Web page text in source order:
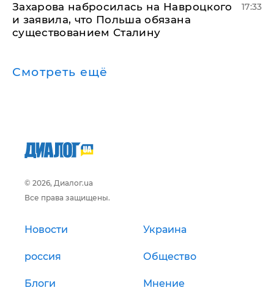
​Захарова набросилась на Навроцкого
и заявила, что Польша обязана
существованием Сталину
17:33
Смотреть ещё
© 2026, Диалог.ua
Все права защищены.
Новости Украина
россия Общество
Блоги Мнение